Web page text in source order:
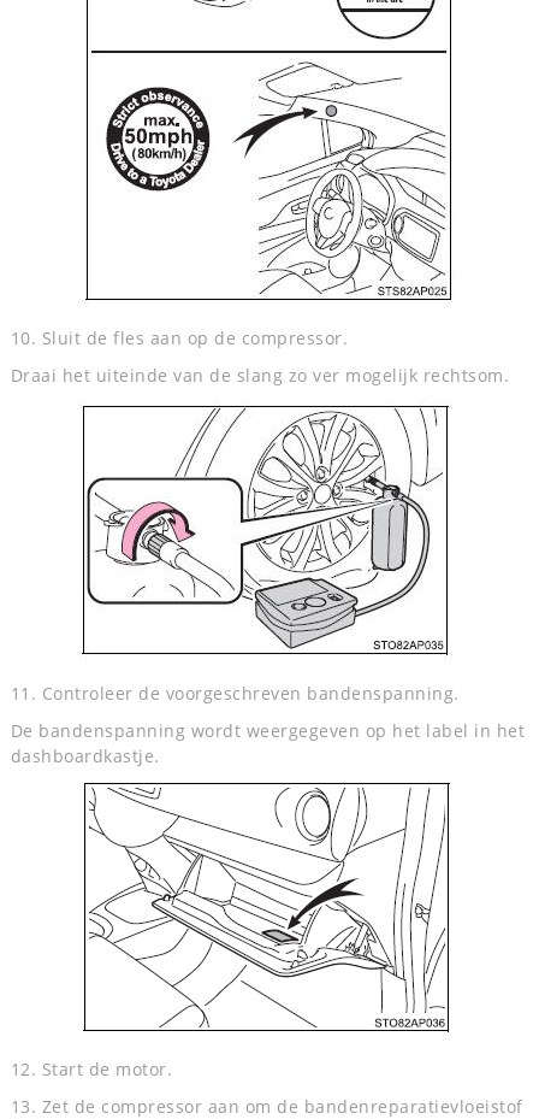
10. Sluit de fles aan op de compressor.
Draai het uiteinde van de slang zo ver mogelijk rechtsom.
11. Controleer de voorgeschreven bandenspanning.
De bandenspanning wordt weergegeven op het label in het
dashboardkastje.
12. Start de motor.
13. Zet de compressor aan om de bandenreparatievloeistof